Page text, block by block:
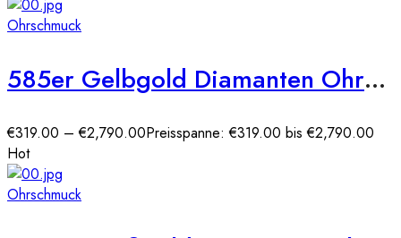
Ohrschmuck
585er Gelbgold Diamanten Ohrstecker Zargenfassung
€319.00 –€2,790.00Preisspanne: €319.00 bis €2,790.00
Hot
Ohrschmuck